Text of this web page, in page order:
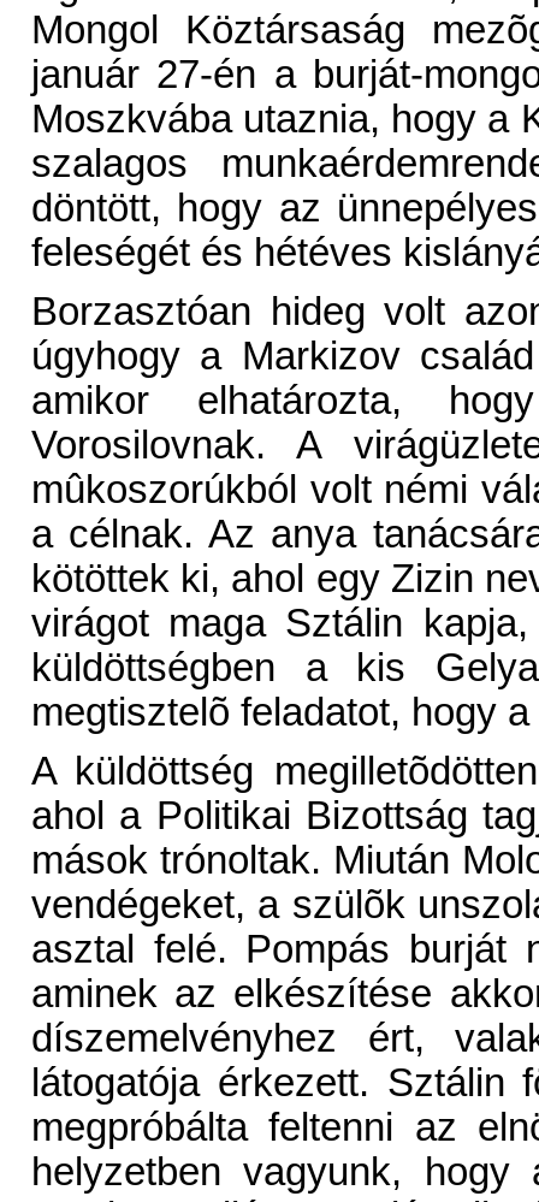
Mongol Köztársaság
január 27-én a burját-
Moszkvába utaznia, hogy a
szalagos
döntött, hogy az
feleségét és hétéves
Borzasztóan hideg volt
úgyhogy a Markizov
amikor elhatározta,
Vorosilovnak. A
mûkoszorúkból volt némi
a célnak. Az anya
kötöttek ki, ahol egy Zizin
virágot maga Sztálin
küldöttségben a kis
megtisztelõ feladatot, hogy
A küldöttség
ahol a Politikai Bizottság
mások trónoltak. Miután
vendégeket, a szülõk
asztal felé. Pompás burját
aminek az elkészítése
díszemelvényhez ért,
látogatója érkezett.
megpróbálta feltenni az
helyzetben vagyunk,